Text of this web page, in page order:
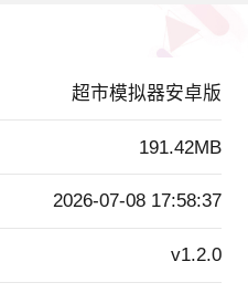
超市模拟器安卓版
191.42MB
2026-07-08 17:58:37
v1.2.0